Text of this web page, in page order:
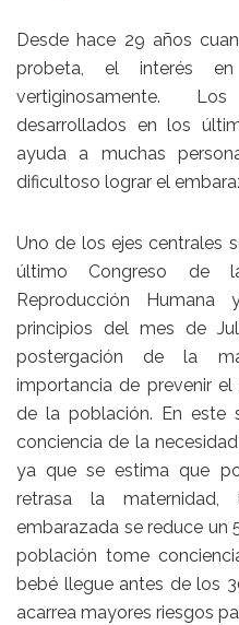
Desde hace 29 años
probeta, el interés
vertiginosamente.
desarrollados en los
ayuda a muchas
dificultoso lograr el
Uno de los ejes centrales
último Congreso de
Reproducción
principios del mes de
postergación de la
importancia de prevenir
de la población. En este
conciencia de la
ya que se estima que
retrasa la
embarazada se reduce un
población tome
bebé llegue antes de los
acarrea mayores riesgos